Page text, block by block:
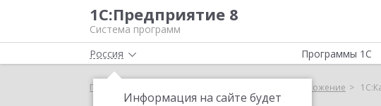
1С:Предприятие 8
Система программ
Россия
Информация на сайте будет
Программы 1С
Главная 1С:Касса облачное приложение